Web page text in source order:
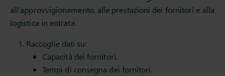
all’approvvigionamento, alle prestazioni dei fornitori e alla
logistica in entrata.
Raccoglie dati su:
Capacità dei fornitori.
Tempi di consegna dei fornitori.